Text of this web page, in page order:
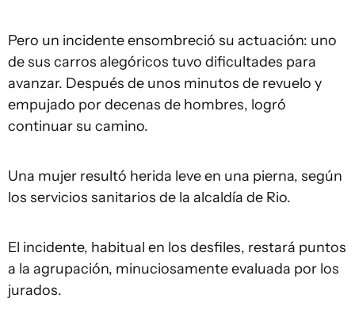
Pero un incidente ensombreció su actuación: uno
de sus carros alegóricos tuvo dificultades para
avanzar. Después de unos minutos de revuelo y
empujado por decenas de hombres, logró
continuar su camino.
Una mujer resultó herida leve en una pierna, según
los servicios sanitarios de la alcaldía de Rio.
El incidente, habitual en los desfiles, restará puntos
a la agrupación, minuciosamente evaluada por los
jurados.